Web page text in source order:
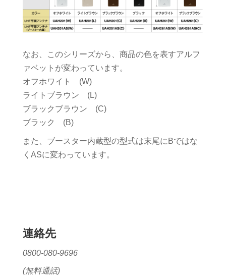
なお、このシリーズから、商品の色を表すアルフ
ァベットが変わっています。
オフホワイト (W)
ライトブラウン (L)
ブラックブラウン (C)
ブラック (B)
また、ブースター内蔵型の型式は末尾にBではな
くASに変わっています。
連絡先
0800-080-9696
(無料通話)